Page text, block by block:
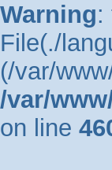
Warning:
File(./
(/var/
/var/
on line